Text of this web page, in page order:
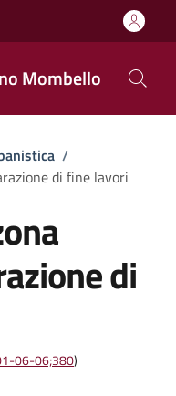
Mombello
/
di fine lavori
di
06-06;380)